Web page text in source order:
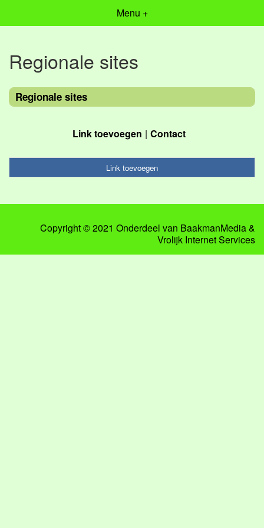
Menu +
Regionale sites
Regionale sites
Link toevoegen Contact
Link toevoegen
Copyright © 2021 Onderdeel van BaakmanMedia&
Vrolijk Internet Services